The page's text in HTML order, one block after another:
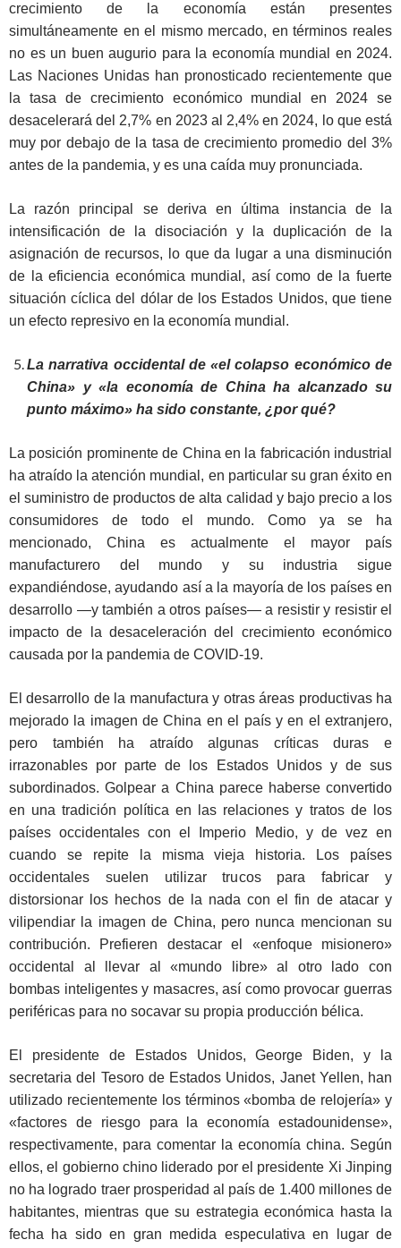
crecimiento de la economía están presentes
simultáneamente en el mismo mercado, en términos reales
no es un buen augurio para la economía mundial en 2024.
Las Naciones Unidas han pronosticado recientemente que
la tasa de crecimiento económico mundial en 2024 se
desacelerará del 2,7% en 2023 al 2,4% en 2024, lo que está
muy por debajo de la tasa de crecimiento promedio del 3%
antes de la pandemia, y es una caída muy pronunciada.
La razón principal se deriva en última instancia de la
intensificación de la disociación y la duplicación de la
asignación de recursos, lo que da lugar a una disminución
de la eficiencia económica mundial, así como de la fuerte
situación cíclica del dólar de los Estados Unidos, que tiene
un efecto represivo en la economía mundial.
La narrativa occidental de «el colapso económico de
China» y «la economía de China ha alcanzado su
punto máximo» ha sido constante, ¿por qué?
La posición prominente de China en la fabricación industrial
ha atraído la atención mundial, en particular su gran éxito en
el suministro de productos de alta calidad y bajo precio a los
consumidores de todo el mundo. Como ya se ha
mencionado, China es actualmente el mayor país
manufacturero del mundo y su industria sigue
expandiéndose, ayudando así a la mayoría de los países en
desarrollo ―y también a otros países― a resistir y resistir el
impacto de la desaceleración del crecimiento económico
causada por la pandemia de COVID-19.
El desarrollo de la manufactura y otras áreas productivas ha
mejorado la imagen de China en el país y en el extranjero,
pero también ha atraído algunas críticas duras e
irrazonables por parte de los Estados Unidos y de sus
subordinados. Golpear a China parece haberse convertido
en una tradición política en las relaciones y tratos de los
países occidentales con el Imperio Medio, y de vez en
cuando se repite la misma vieja historia. Los países
occidentales suelen utilizar trucos para fabricar y
distorsionar los hechos de la nada con el fin de atacar y
vilipendiar la imagen de China, pero nunca mencionan su
contribución. Prefieren destacar el «enfoque misionero»
occidental al llevar al «mundo libre» al otro lado con
bombas inteligentes y masacres, así como provocar guerras
periféricas para no socavar su propia producción bélica.
El presidente de Estados Unidos, George Biden, y la
secretaria del Tesoro de Estados Unidos, Janet Yellen, han
utilizado recientemente los términos «bomba de relojería» y
«factores de riesgo para la economía estadounidense»,
respectivamente, para comentar la economía china. Según
ellos, el gobierno chino liderado por el presidente Xi Jinping
no ha logrado traer prosperidad al país de 1.400 millones de
habitantes, mientras que su estrategia económica hasta la
fecha ha sido en gran medida especulativa en lugar de